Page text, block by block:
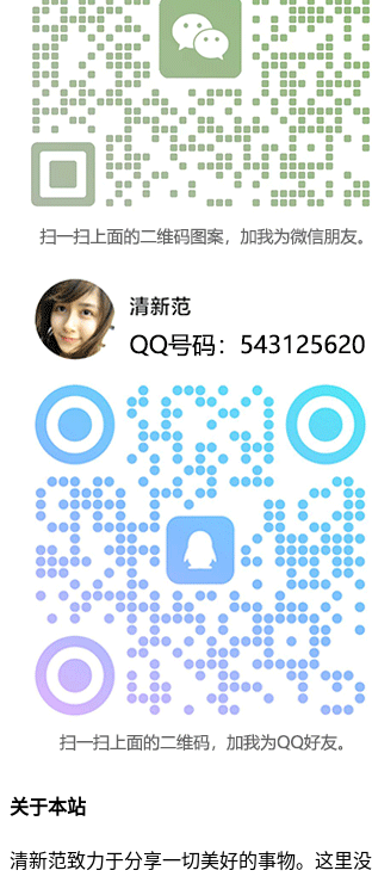
关于本站
清新范致力于分享一切美好的事物。这里